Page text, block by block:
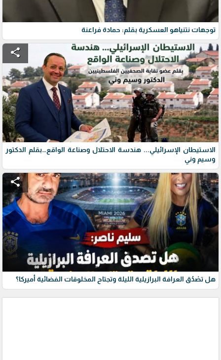
توجهات نتنياهو العسكرية بقلم: حمادة فراعنة
share
الاستيطان الإسرائيلي... هندسة الاحتلال وصناعة الواقع…بقلم الدكتور
وسيم وني
share
هل تصْدُق العرافة البرازيلية الليلة وتجتاح المخلوقات الفضائية أميركا؟